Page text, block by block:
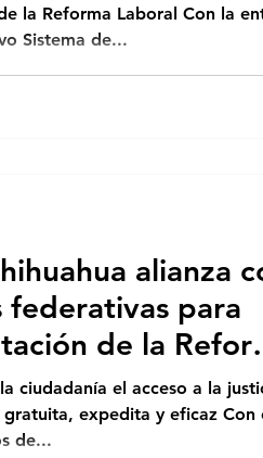
la Reforma Laboral Con la
Sistema de...
alianza
federativas para
de la
ciudadanía el acceso a la
expedita y eficaz Con
de...